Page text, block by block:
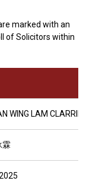
marked with an
of Solicitors within
WING LAM CLARRIE
霖